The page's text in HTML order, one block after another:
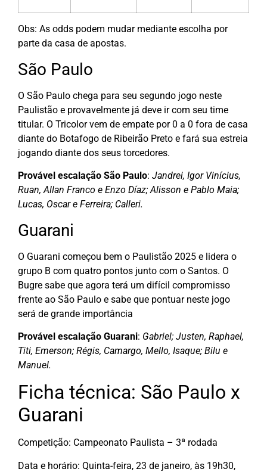
Obs: As odds podem mudar mediante escolha por
parte da casa de apostas.
São Paulo
O São Paulo chega para seu segundo jogo neste
Paulistão e provavelmente já deve ir com seu time
titular. O Tricolor vem de empate por 0 a 0 fora de casa
diante do Botafogo de Ribeirão Preto e fará sua estreia
jogando diante dos seus torcedores.
Provável escalação São Paulo: Jandrei, Igor Vinícius,
Ruan, Allan Franco e Enzo Díaz; Alisson e Pablo Maia;
Lucas, Oscar e Ferreira; Calleri.
Guarani
O Guarani começou bem o Paulistão 2025 e lidera o
grupo B com quatro pontos junto com o Santos. O
Bugre sabe que agora terá um difícil compromisso
frente ao São Paulo e sabe que pontuar neste jogo
será de grande importância
Provável escalação Guarani: Gabriel; Justen, Raphael,
Titi, Emerson; Régis, Camargo, Mello, Isaque; Bilu e
Manuel.
Ficha técnica: São Paulo x
Guarani
Competição: Campeonato Paulista – 3ª rodada
Data e horário: Quinta-feira, 23 de janeiro, às 19h30,